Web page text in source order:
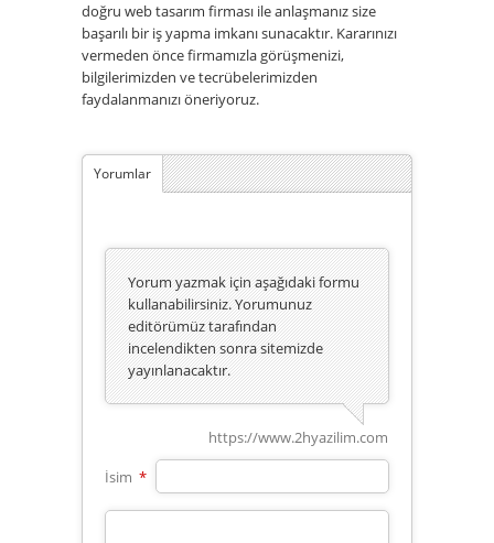
doğru web tasarım firması ile anlaşmanız size
başarılı bir iş yapma imkanı sunacaktır. Kararınızı
vermeden önce firmamızla görüşmenizi,
bilgilerimizden ve tecrübelerimizden
faydalanmanızı öneriyoruz.
Yorumlar
Yorum yazmak için aşağıdaki formu
kullanabilirsiniz. Yorumunuz
editörümüz tarafından
incelendikten sonra sitemizde
yayınlanacaktır.
https://www.2hyazilim.com
İsim *